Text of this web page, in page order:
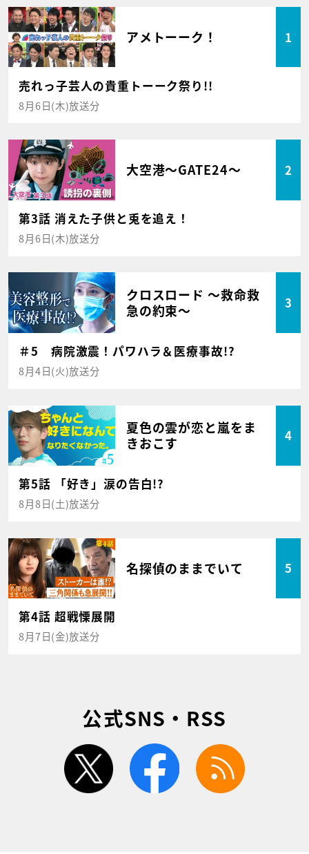
アメトーーク！ 1
売れっ子芸人の貴重トーーク祭り!!
8月6日(木)放送分
大空港～GATE24～ 2
第3話 消えた子供と兎を追え！
8月6日(木)放送分
クロスロード ～救命救
急の約束～
3
＃5 病院激震！パワハラ＆医療事故!?
8月4日(火)放送分
夏色の雲が恋と嵐をま
きおこす
4
第5話 「好き」涙の告白!?
8月8日(土)放送分
名探偵のままでいて 5
第4話 超戦慄展開
8月7日(金)放送分
公式SNS・RSS
twitter facebook